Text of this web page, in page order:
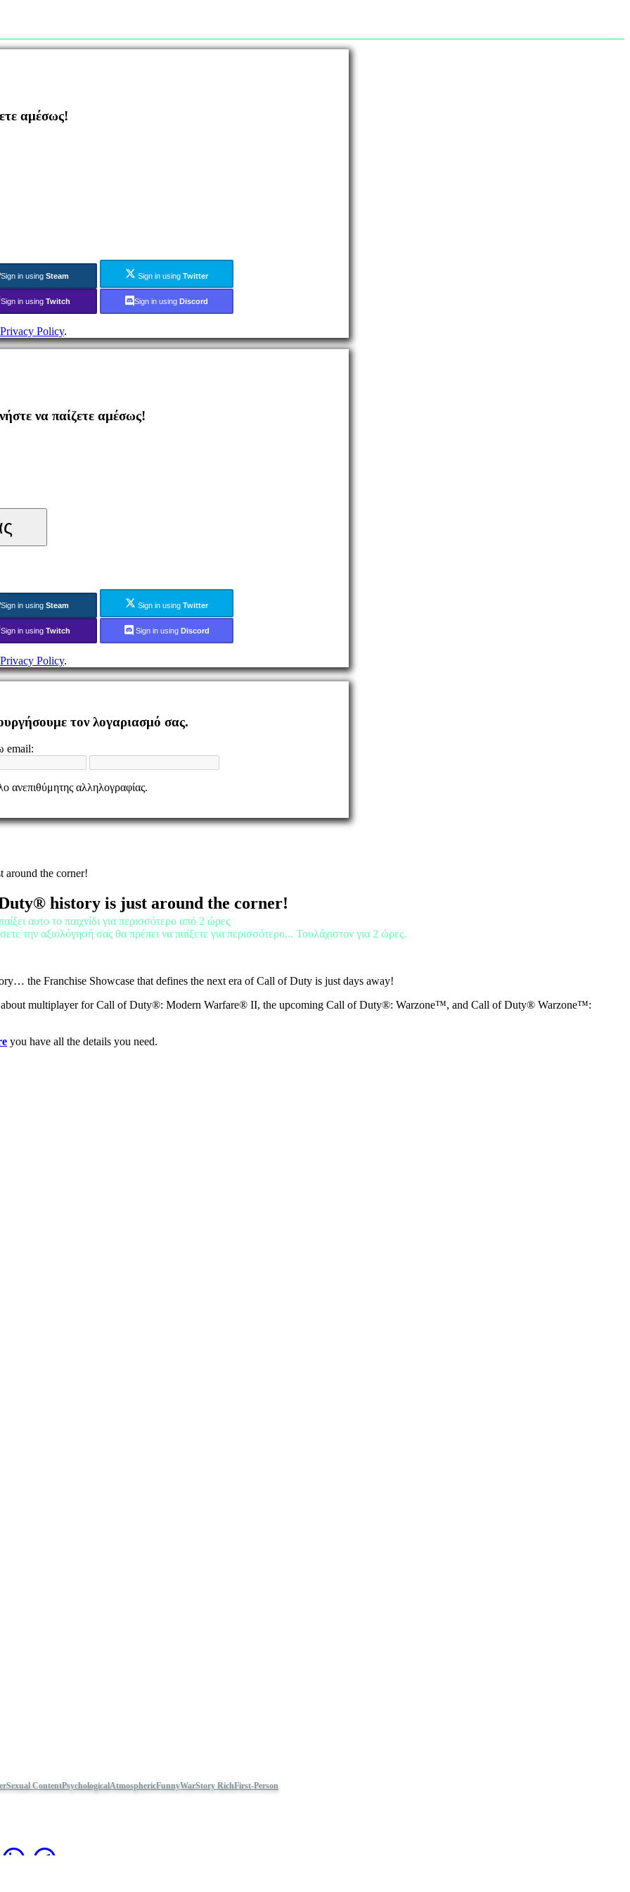
αμέσως!
Sign in using Steam Sign in using Twitter
Sign in using Twitch Sign in using Discord
Privacy Policy.
να παίζετε αμέσως!
Sign in using Steam Sign in using Twitter
Sign in using Twitch Sign in using Discord
Privacy Policy.
τον λογαριασμό σας.
email:
ανεπιθύμητης αλληλογραφίας.
around the corner!
history is just around the corner!
the Franchise Showcase that defines the next era of Call of Duty is just days away!
about multiplayer for Call of Duty®: Modern Warfare® II, the upcoming Call of Duty®: Warzone™, and Call of Duty® Warzone™:
you have all the details you need.
αυτο το παιχνίδι για περισσότερο από 2 ώρες
την αξιολόγησή σας θα πρέπει να παίξετε για περισσότερο... Τουλάχιστον για 2 ώρες.
Sexual ContentPsychologicalAtmosphericFunnyWarStory RichFirst-Person